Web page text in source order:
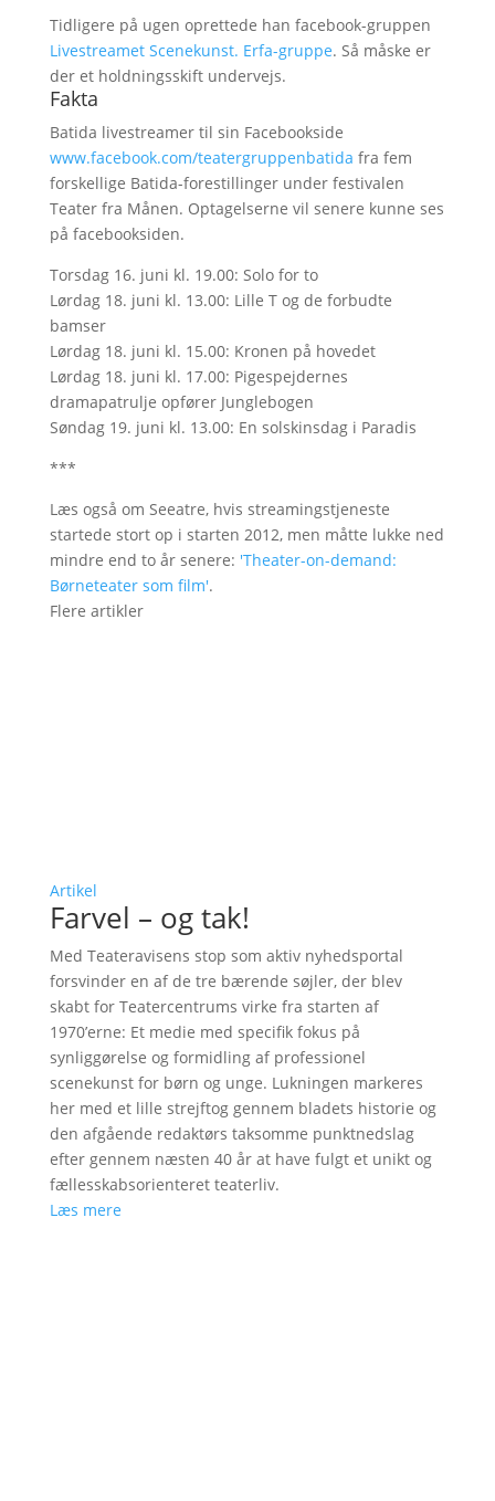
Tidligere på ugen oprettede han facebook-gruppen
Livestreamet Scenekunst. Erfa-gruppe. Så måske er
der et holdningsskift undervejs.
Fakta
Batida livestreamer til sin Facebookside
www.facebook.com/teatergruppenbatida fra fem
forskellige Batida-forestillinger under festivalen
Teater fra Månen. Optagelserne vil senere kunne ses
på facebooksiden.
Torsdag 16. juni kl. 19.00: Solo for to
Lørdag 18. juni kl. 13.00: Lille T og de forbudte
bamser
Lørdag 18. juni kl. 15.00: Kronen på hovedet
Lørdag 18. juni kl. 17.00: Pigespejdernes
dramapatrulje opfører Junglebogen
Søndag 19. juni kl. 13.00: En solskinsdag i Paradis
***
Læs også om Seeatre, hvis streamingstjeneste
startede stort op i starten 2012, men måtte lukke ned
mindre end to år senere: 'Theater-on-demand:
Børneteater som film'.
Flere artikler
Artikel
Farvel – og tak!
Med Teateravisens stop som aktiv nyhedsportal
forsvinder en af de tre bærende søjler, der blev
skabt for Teatercentrums virke fra starten af
1970’erne: Et medie med specifik fokus på
synliggørelse og formidling af professionel
scenekunst for børn og unge. Lukningen markeres
her med et lille strejftog gennem bladets historie og
den afgående redaktørs taksomme punktnedslag
efter gennem næsten 40 år at have fulgt et unikt og
fællesskabsorienteret teaterliv.
Læs mere